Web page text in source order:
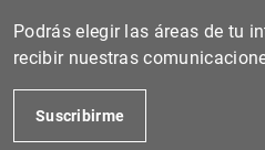
Podrás elegir las áreas de tu
recibir nuestras
Suscribirme